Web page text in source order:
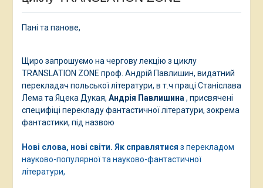
Пані та панове,
Щиро запрошуємо на чергову лекцію з циклу
TRANSLATION ZONE проф. Андрій Павлишин, видатний
перекладач польської літератури, в т.ч праці Станіслава
Лема та Яцека Дукая, Андрія Павлишина , присвячені
специфіці перекладу фантастичної літератури, зокрема
фантастики, під назвою
Нові слова, нові світи. Як справлятися з перекладом
науково-популярної та науково-фантастичної
літератури,